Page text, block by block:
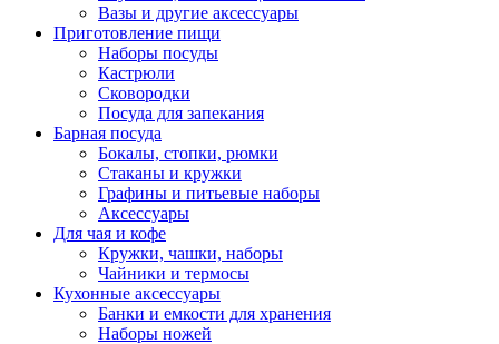
Вазы и другие аксессуары
Приготовление пищи
Наборы посуды
Кастрюли
Сковородки
Посуда для запекания
Барная посуда
Бокалы, стопки, рюмки
Стаканы и кружки
Графины и питьевые наборы
Аксессуары
Для чая и кофе
Кружки, чашки, наборы
Чайники и термосы
Кухонные аксессуары
Банки и емкости для хранения
Наборы ножей